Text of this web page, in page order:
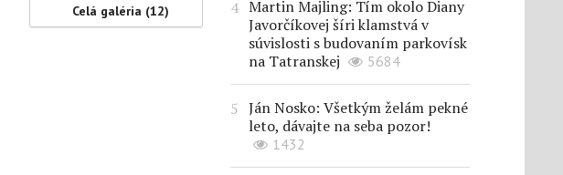
Celá galéria (12)
Martin Majling: Tím okolo Diany
Javorčíkovej šíri klamstvá v
súvislosti s budovaním parkovísk
na Tatranskej
5684
Ján Nosko: Všetkým želám pekné
leto, dávajte na seba pozor!
1432